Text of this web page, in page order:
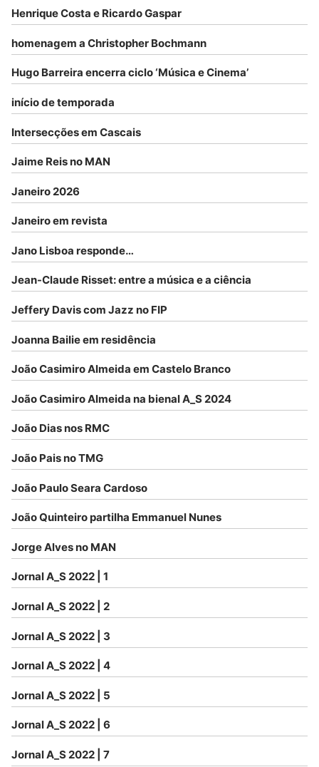
Henrique Costa e Ricardo Gaspar
homenagem a Christopher Bochmann
Hugo Barreira encerra ciclo ‘Música e Cinema’
início de temporada
Intersecções em Cascais
Jaime Reis no MAN
Janeiro 2026
Janeiro em revista
Jano Lisboa responde…
Jean-Claude Risset: entre a música e a ciência
Jeffery Davis com Jazz no FIP
Joanna Bailie em residência
João Casimiro Almeida em Castelo Branco
João Casimiro Almeida na bienal A_S 2024
João Dias nos RMC
João Pais no TMG
João Paulo Seara Cardoso
João Quinteiro partilha Emmanuel Nunes
Jorge Alves no MAN
Jornal A_S 2022 | 1
Jornal A_S 2022 | 2
Jornal A_S 2022 | 3
Jornal A_S 2022 | 4
Jornal A_S 2022 | 5
Jornal A_S 2022 | 6
Jornal A_S 2022 | 7